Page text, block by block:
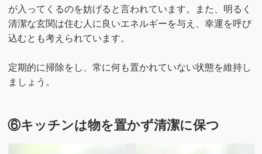
が入ってくるのを妨げると言われています。また、明るく
清潔な玄関は住む人に良いエネルギーを与え、幸運を呼び
込むとも考えられています。
定期的に掃除をし、常に何も置かれていない状態を維持し
ましょう。
⑥キッチンは物を置かず清潔に保つ